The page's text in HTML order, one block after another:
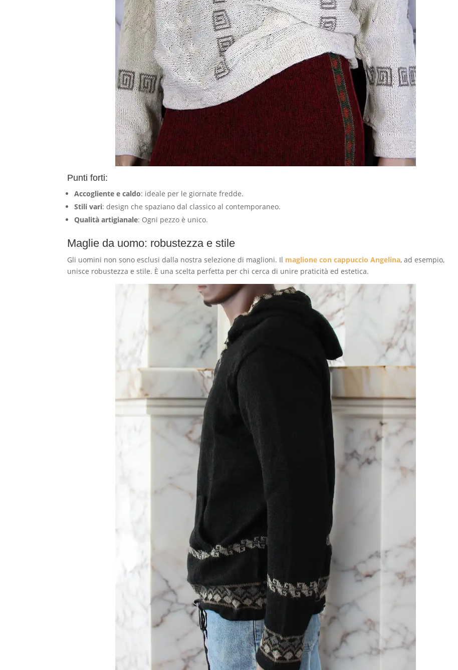
Punti forti:
Accogliente e caldo: ideale per le giornate fredde.
Stili vari: design che spaziano dal classico al contemporaneo.
Qualità artigianale: Ogni pezzo è unico.
Maglie da uomo: robustezza e stile
Gli uomini non sono esclusi dalla nostra selezione di maglioni. Il maglione con cappuccio Angelina, ad esempio,
unisce robustezza e stile. È una scelta perfetta per chi cerca di unire praticità ed estetica.